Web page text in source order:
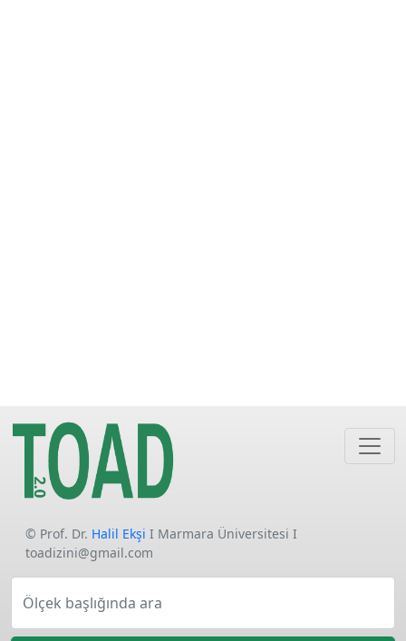
© Prof. Dr. Halil Ekşi I Marmara Üniversitesi I
toadizini@gmail.com
Ölçek başlığında ara